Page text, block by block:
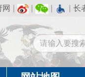
| 长者版 登录| 注册